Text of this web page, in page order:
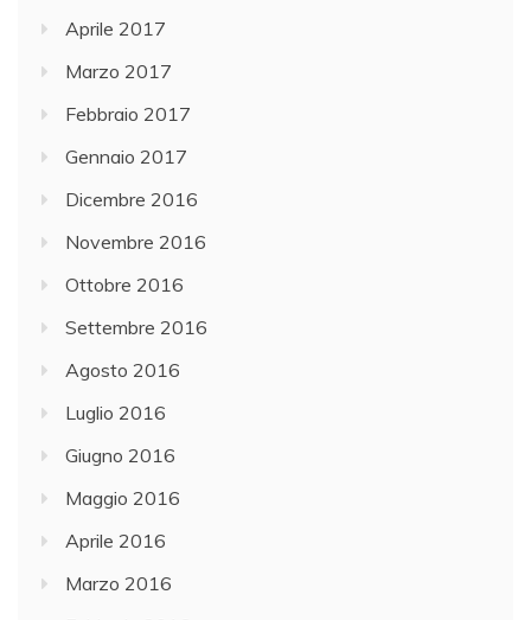
Aprile 2017
Marzo 2017
Febbraio 2017
Gennaio 2017
Dicembre 2016
Novembre 2016
Ottobre 2016
Settembre 2016
Agosto 2016
Luglio 2016
Giugno 2016
Maggio 2016
Aprile 2016
Marzo 2016